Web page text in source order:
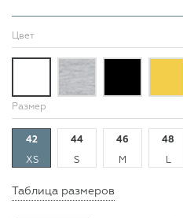
Цвет
Размер
42
XS
44
S
46
M
48
L
Таблица размеров